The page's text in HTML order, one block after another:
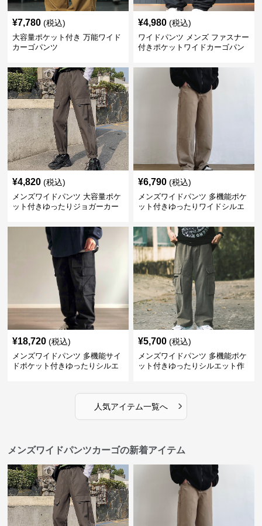
¥7,780 (税込)
大容量ポケット付き 万能ワイド
カーゴパンツ
¥4,980 (税込)
ワイドパンツ メンズ ファスナー
付きポケットワイドカーゴパン
¥4,820 (税込)
メンズワイドパンツ 大容量ポケ
ット付きゆったりジョガーカー
¥6,790 (税込)
メンズワイドパンツ 多機能ポケ
ット付きゆったりワイドシルエ
¥18,720 (税込)
メンズワイドパンツ 多機能サイ
ドポケット付きゆったりシルエ
¥5,700 (税込)
メンズワイドパンツ 多機能ポケ
ット付きゆったりシルエット作
人気アイテム一覧へ ›
メンズワイドパンツカーゴの新着アイテム